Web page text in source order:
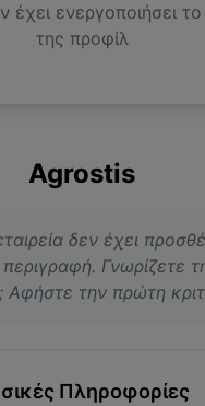
έχει ενεργοποιήσει το
της προφίλ
Agrostis
δεν έχει
Γνωρίζετε
Αφήστε την πρώτη
Πληροφορίες